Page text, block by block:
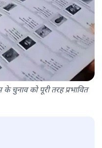
को पूरी तरह प्रभावित